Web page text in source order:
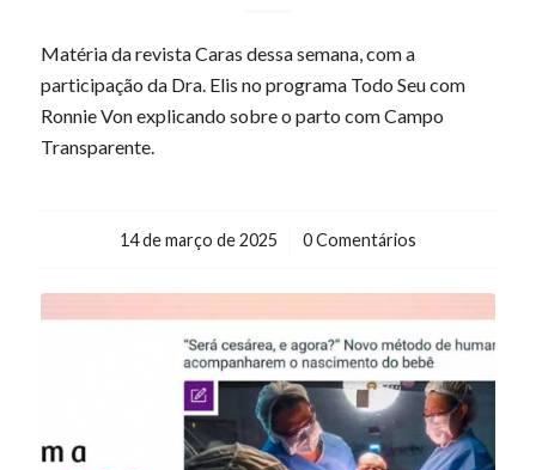
Matéria da revista Caras dessa semana, com a
participação da Dra. Elis no programa Todo Seu com
Ronnie Von explicando sobre o parto com Campo
Transparente.
14 de março de 2025
/ 0 Comentários